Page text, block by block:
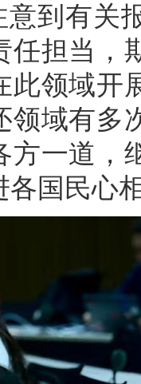
意到有关
任担当，
此领域开
领域有多
方一道，
各国民心